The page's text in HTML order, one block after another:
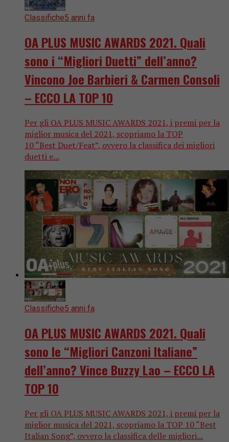
Classifiche5 anni fa
OA PLUS MUSIC AWARDS 2021. Quali
sono i “Migliori Duetti” dell’anno?
Vincono Joe Barbieri & Carmen Consoli
– ECCO LA TOP 10
Per gli OA PLUS MUSIC AWARDS 2021, i premi per la
miglior musica del 2021, scopriamo la TOP
10 “Best Duet/Feat”, ovvero la classifica dei migliori
duetti e...
Classifiche5 anni fa
OA PLUS MUSIC AWARDS 2021. Quali
sono le “Migliori Canzoni Italiane”
dell’anno? Vince Buzzy Lao – ECCO LA
TOP 10
Per gli OA PLUS MUSIC AWARDS 2021, i premi per la
miglior musica del 2021, scopriamo la TOP 10 “Best
Italian Song”, ovvero la classifica delle migliori...